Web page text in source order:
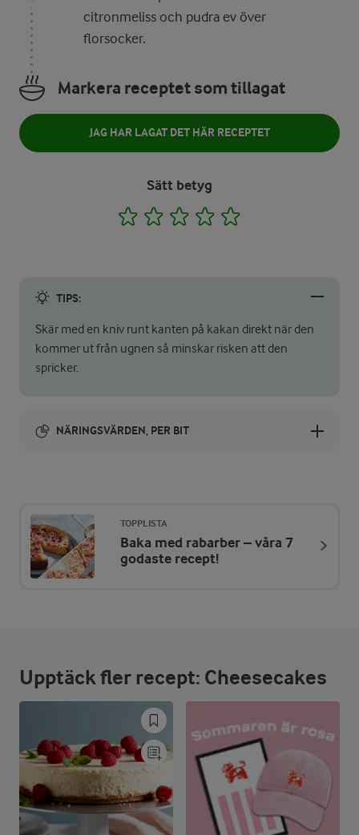
citronmeliss och pudra ev över
florsocker.
Markera receptet som tillagat
JAG HAR LAGAT DET HÄR RECEPTET
Sätt betyg
1 2 3 4
TIPS:
Skär med en kniv runt kanten på kakan direkt när den
kommer ut från ugnen så minskar risken att den
spricker.
NÄRINGSVÄRDEN, PER BIT
ENERGIDISTRIBUTION %
NÄRINGSVÄRDEN PER BIT
Fett:
50,6 %
26,1 g
TOPPLISTA
Baka med rabarber – våra 7
godaste recept!
Upptäck fler recept: Cheesecakes